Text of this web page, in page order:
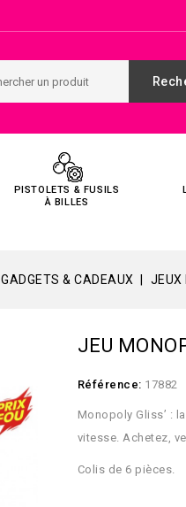
PISTOLETS & FUSILS
À BILLES
GADGETS & CADEAUX JEUX
JEU
Référence: 17882
Monopoly Gliss’ :
vitesse. Achetez,
Colis de 6 pièces.